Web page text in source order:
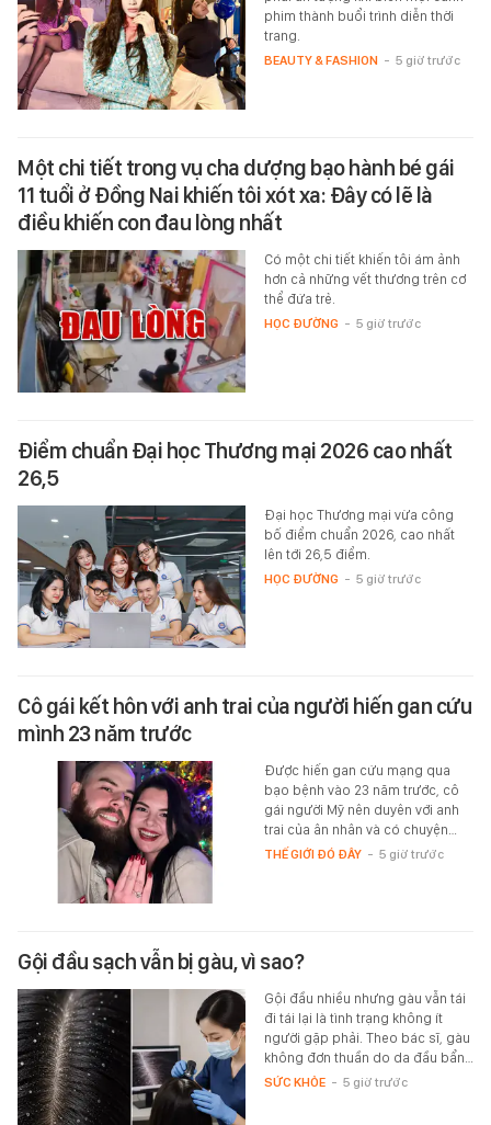
phim thành buổi trình diễn thời
trang.
BEAUTY & FASHION - 5 giờ trước
Một chi tiết trong vụ cha dượng bạo hành bé gái
11 tuổi ở Đồng Nai khiến tôi xót xa: Đây có lẽ là
điều khiến con đau lòng nhất
Có một chi tiết khiến tôi ám ảnh
hơn cả những vết thương trên cơ
thể đứa trẻ.
HỌC ĐƯỜNG - 5 giờ trước
Điểm chuẩn Đại học Thương mại 2026 cao nhất
26,5
Đại học Thương mại vừa công
bố điểm chuẩn 2026, cao nhất
lên tới 26,5 điểm.
HỌC ĐƯỜNG - 5 giờ trước
Cô gái kết hôn với anh trai của người hiến gan cứu
mình 23 năm trước
Được hiến gan cứu mạng qua
bạo bệnh vào 23 năm trước, cô
gái người Mỹ nên duyên với anh
trai của ân nhân và có chuyện…
THẾ GIỚI ĐÓ ĐÂY - 5 giờ trước
Gội đầu sạch vẫn bị gàu, vì sao?
Gội đầu nhiều nhưng gàu vẫn tái
đi tái lại là tình trạng không ít
người gặp phải. Theo bác sĩ, gàu
không đơn thuần do da đầu bẩn…
SỨC KHỎE - 5 giờ trước